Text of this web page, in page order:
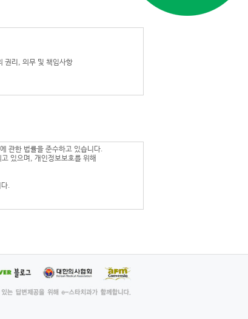
권리, 의무 및 책임사항
전에 공시합니다.
릅니다.
말합니다.
숫자의 조합으로, 하나의 ID만 발급, 이용 가
서 정하는 바에 의합니다.
의하는 것으로 간주됩니다.
관한 법률을 준수하고 있습니다.
있으며, 개인정보보호를 위해
.
호)
수 있습니다.